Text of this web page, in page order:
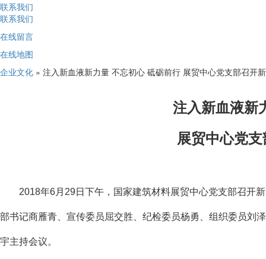
联系我们
联系我们
在线留言
在线地图
企业文化 » 注入新血液新力量 不忘初心 砥砺前行 展贸中心党支部召开
注入新血液新
展贸中心党
2018年6月29日下午，国家建筑材料展贸中心党支部召开新
部书记商雁青、宣传委员屈交胜、纪检委员杨勇、组织委员刘
宇主持会议。